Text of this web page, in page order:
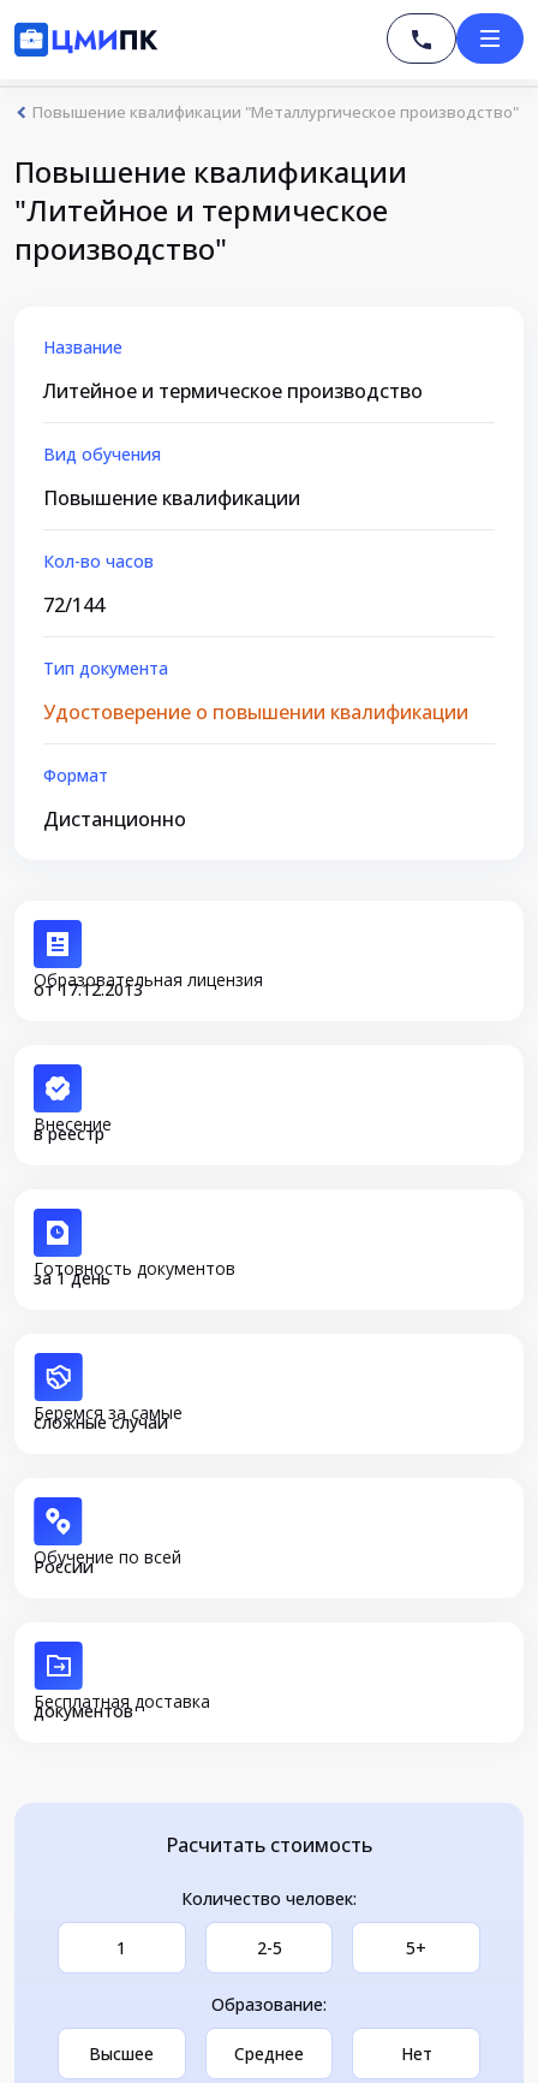
Повышение квалификации "Металлургическое производство"
Повышение квалификации
"Литейное и термическое
производство"
Название
Литейное и термическое производство
Вид обучения
Повышение квалификации
Кол-во часов
72/144
Тип документа
Удостоверение о повышении квалификации
Формат
Дистанционно
Образовательная лицензия
от 17.12.2013
Внесение
в реестр
Готовность документов
за 1 день
Беремся за самые
сложные случаи
Обучение по всей
России
Бесплатная доставка
документов
Расчитать стоимость
Количество человек:
1 2-5 5+
Образование:
Высшее Среднее Нет